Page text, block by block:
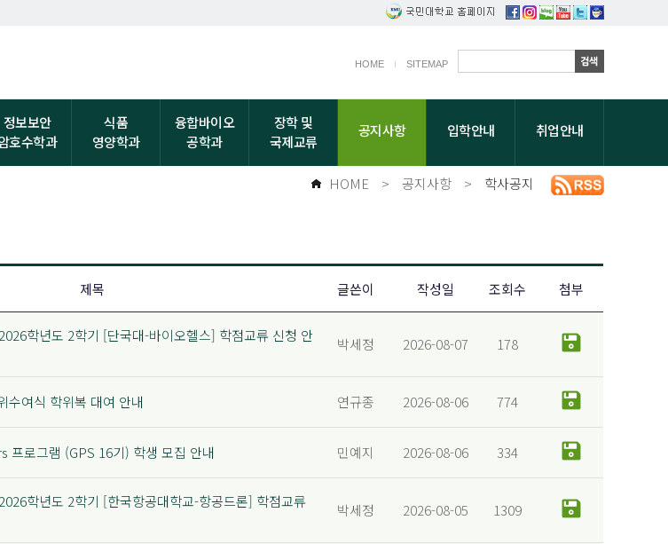
HOME SITEMAP
정보보안
호수학과
식품
영양학과
융합바이오
공학과
장학 및
국제교류
공지사항 입학안내 취업안내
HOME > 공지사항 > 학사공지
제목 글쓴이 작성일 조회수 첨부
학년도 2학기 [단국대-바이오헬스] 학점교류 신청 안
박세정 2026-08-07 178
수여식 학위복 대여 안내 연규종 2026-08-06 774
프로그램 (GPS 16기) 학생 모집 안내 민예지 2026-08-06 334
학년도 2학기 [한국항공대학교-항공드론] 학점교류
박세정 2026-08-05 1309